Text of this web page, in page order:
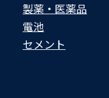
製薬・医薬品
電池
セメント